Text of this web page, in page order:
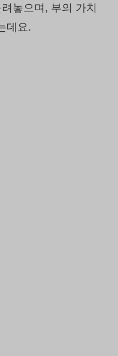
놓으며, 부의 가치
데요.